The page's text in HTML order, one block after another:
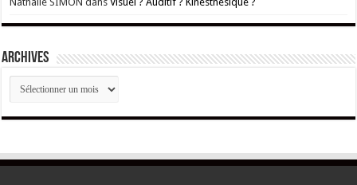
ARCHIVES
ARCHIVES